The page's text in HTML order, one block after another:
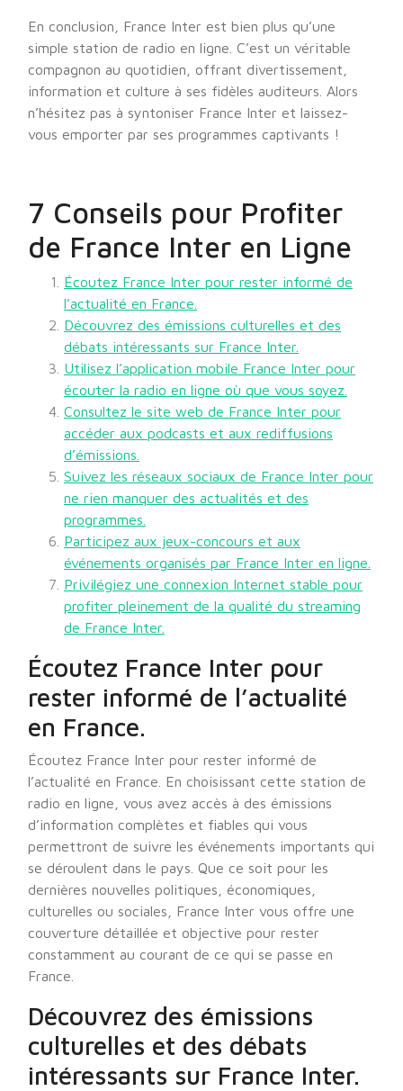
En conclusion, France Inter est bien plus qu’une
simple station de radio en ligne. C’est un véritable
compagnon au quotidien, offrant divertissement,
information et culture à ses fidèles auditeurs. Alors
n’hésitez pas à syntoniser France Inter et laissez-
vous emporter par ses programmes captivants !
7 Conseils pour Profiter
de France Inter en Ligne
Écoutez France Inter pour rester informé de
l’actualité en France.
Découvrez des émissions culturelles et des
débats intéressants sur France Inter.
Utilisez l’application mobile France Inter pour
écouter la radio en ligne où que vous soyez.
Consultez le site web de France Inter pour
accéder aux podcasts et aux rediffusions
d’émissions.
Suivez les réseaux sociaux de France Inter pour
ne rien manquer des actualités et des
programmes.
Participez aux jeux-concours et aux
événements organisés par France Inter en ligne.
Privilégiez une connexion Internet stable pour
profiter pleinement de la qualité du streaming
de France Inter.
Écoutez France Inter pour
rester informé de l’actualité
en France.
Écoutez France Inter pour rester informé de
l’actualité en France. En choisissant cette station de
radio en ligne, vous avez accès à des émissions
d’information complètes et fiables qui vous
permettront de suivre les événements importants qui
se déroulent dans le pays. Que ce soit pour les
dernières nouvelles politiques, économiques,
culturelles ou sociales, France Inter vous offre une
couverture détaillée et objective pour rester
constamment au courant de ce qui se passe en
France.
Découvrez des émissions
culturelles et des débats
intéressants sur France Inter.